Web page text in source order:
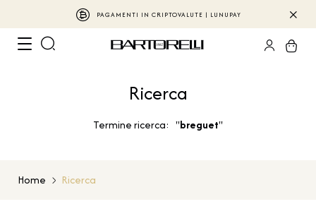
PAGAMENTI IN CRIPTOVALUTE | LUNUPAY
Ricerca
Termine ricerca: "breguet"
Home Ricerca